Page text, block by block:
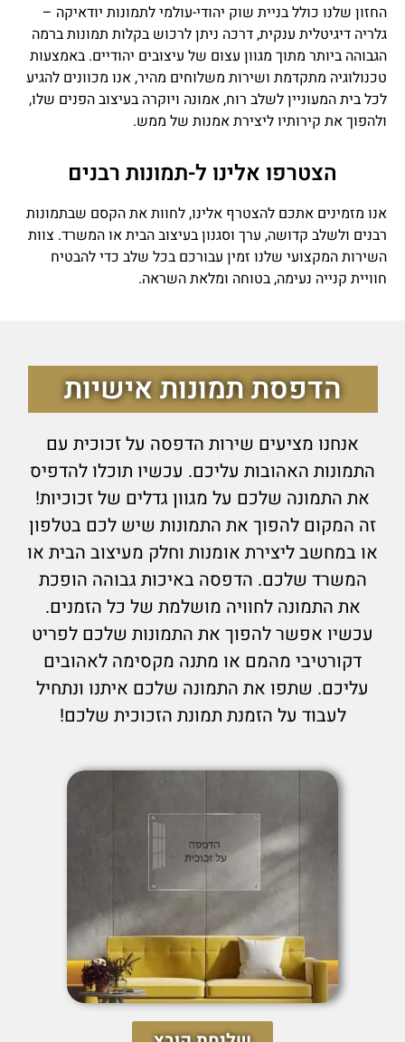
החזון שלנו כולל בניית שוק יהודי-עולמי לתמונות יודאיקה –
גלריה דיגיטלית ענקית, דרכה ניתן לרכוש בקלות תמונות ברמה
הגבוהה ביותר מתוך מגוון עצום של עיצובים יהודיים. באמצעות
טכנולוגיה מתקדמת ושירות משלוחים מהיר, אנו מכוונים להגיע
לכל בית המעוניין לשלב רוח, אמונה ויוקרה בעיצוב הפנים שלו,
ולהפוך את קירותיו ליצירת אמנות של ממש.
הצטרפו אלינו ל-תמונות רבנים
אנו מזמינים אתכם להצטרף אלינו, לחוות את הקסם שבתמונות
רבנים ולשלב קדושה, ערך וסגנון בעיצוב הבית או המשרד. צוות
השירות המקצועי שלנו זמין עבורכם בכל שלב כדי להבטיח
חוויית קנייה נעימה, בטוחה ומלאת השראה.
הדפסת תמונות אישיות
אנחנו מציעים שירות הדפסה על זכוכית עם
התמונות האהובות עליכם. עכשיו תוכלו להדפיס
את התמונה שלכם על מגוון גדלים של זכוכיות!
זה המקום להפוך את התמונות שיש לכם בטלפון
או במחשב ליצירת אומנות וחלק מעיצוב הבית או
המשרד שלכם. הדפסה באיכות גבוהה הופכת
את התמונה לחוויה מושלמת של כל הזמנים.
עכשיו אפשר להפוך את התמונות שלכם לפריט
דקורטיבי מהמם או מתנה מקסימה לאהובים
עליכם. שתפו את התמונה שלכם איתנו ונתחיל
לעבוד על הזמנת תמונת הזכוכית שלכם!